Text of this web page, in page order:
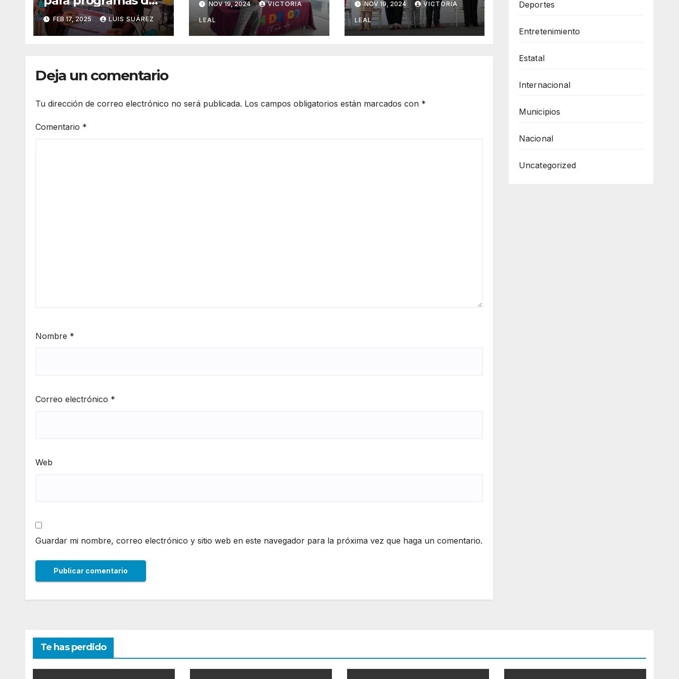
Bienestar
FEB 17, 2025 LUIS SUÁREZ
internacional de la
salsa
NOV 19, 2024 VICTORIA
LEAL
para Mujeres de
Hidalgo
NOV 19, 2024 VICTORIA
LEAL
Deja un comentario
Tu dirección de correo electrónico no será publicada. Los campos obligatorios están marcados con *
Comentario *
Nombre *
Correo electrónico *
Web
Guardar mi nombre, correo electrónico y sitio web en este navegador para la próxima vez que haga un comentario.
Deportes
Entretenimiento
Estatal
Internacional
Municipios
Nacional
Uncategorized
Te has perdido